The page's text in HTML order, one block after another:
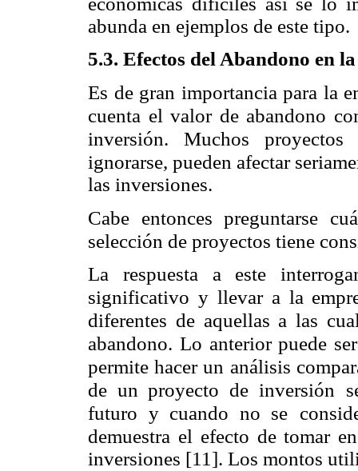
abunda en ejemplos de este tipo.
5.3. Efectos del Abandono en
Es de gran importancia para la
cuenta el valor de abandono
inversión. Muchos proyectos
ignorarse, pueden afectar
las inversiones.
Cabe entonces preguntarse
selección de proyectos tiene
La respuesta a este
significativo y llevar a la
diferentes de aquellas a las
abandono. Lo anterior puede
permite hacer un análisis
de un proyecto de inversión
futuro y cuando no se
demuestra el efecto de tomar
inversiones [11]. Los montos